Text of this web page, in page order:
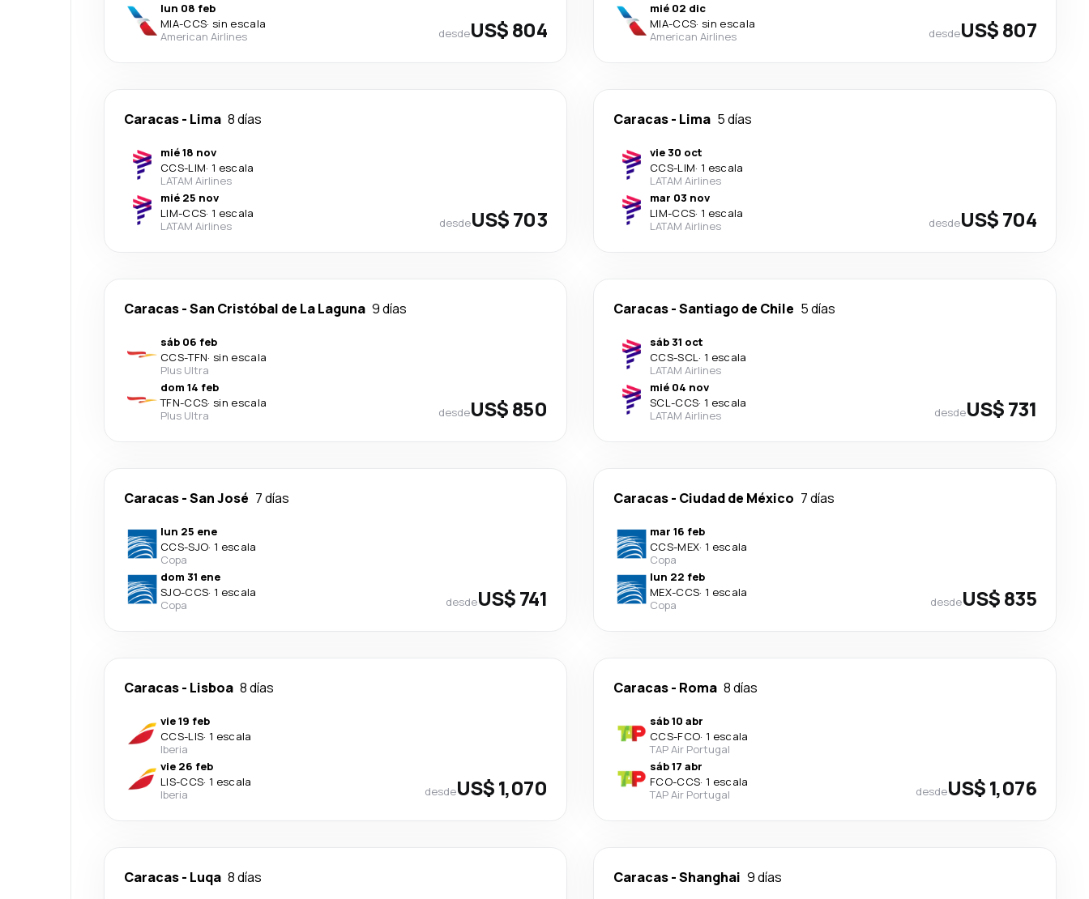
lun 08 feb
MIA-CCS· sin escala
American Airlines
desdeUS$ 804
mié 02 dic
MIA-CCS· sin escala
American Airlines
desdeUS$ 807
Caracas- Lima 8 días
mié 18 nov
CCS-LIM· 1 escala
LATAM Airlines
mié 25 nov
LIM-CCS· 1 escala
LATAM Airlines
desdeUS$ 703
Caracas- Lima 5 días
vie 30 oct
CCS-LIM· 1 escala
LATAM Airlines
mar 03 nov
LIM-CCS· 1 escala
LATAM Airlines
desdeUS$ 704
Caracas-San Cristóbal de La Laguna 9 días
sáb 06 feb
CCS-TFN· sin escala
Plus Ultra
dom 14 feb
TFN-CCS· sin escala
Plus Ultra
desdeUS$ 850
Caracas-Santiago de Chile 5 días
sáb 31 oct
CCS-SCL· 1 escala
LATAM Airlines
mié 04 nov
SCL-CCS· 1 escala
LATAM Airlines
desdeUS$ 731
Caracas-San José 7 días
lun 25 ene
CCS-SJO· 1 escala
Copa
dom 31 ene
SJO-CCS· 1 escala
Copa
desdeUS$ 741
Caracas- Ciudad de México 7 días
mar 16 feb
CCS-MEX· 1 escala
Copa
lun 22 feb
MEX-CCS· 1 escala
Copa
desdeUS$ 835
Caracas- Lisboa 8 días
vie 19 feb
CCS-LIS· 1 escala
Iberia
vie 26 feb
LIS-CCS· 1 escala
Iberia
desdeUS$ 1,070
Caracas- Roma 8 días
sáb 10 abr
CCS-FCO· 1 escala
TAP Air Portugal
sáb 17 abr
FCO-CCS· 1 escala
TAP Air Portugal
desdeUS$ 1,076
Caracas- Luqa 8 días Caracas-Shanghai 9 días